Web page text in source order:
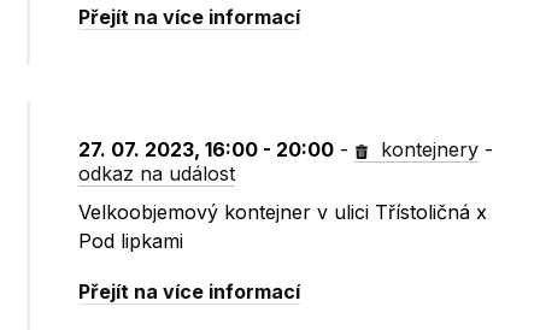
Přejít na více informací
27. 07. 2023, 16:00 - 20:00 - kontejnery -
odkaz na událost
Velkoobjemový kontejner v ulici Třístoličná x
Pod lipkami
Přejít na více informací